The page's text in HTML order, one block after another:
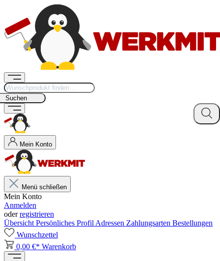
Suchen
Mein Konto
Menü schließen
Mein Konto
Anmelden
oderregistrieren
Übersicht Persönliches Profil Adressen Zahlungsarten Bestellungen
Wunschzettel
0,00 €* Warenkorb